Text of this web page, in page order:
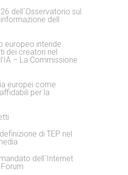
dell´Osservatorio sul
dell
europeo intende
dei creatori nel
– La Commissione
europei come
per la
di TEP nel
dell´Internet